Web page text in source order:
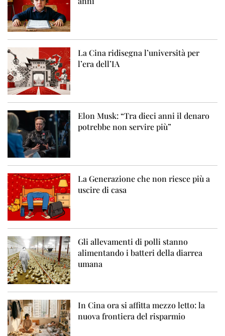
La Cina ridisegna l’università per
l’era dell’IA
Elon Musk: “Tra dieci anni il denaro
potrebbe non servire più”
La Generazione che non riesce più a
uscire di casa
Gli allevamenti di polli stanno
alimentando i batteri della diarrea
umana
In Cina ora si affitta mezzo letto: la
nuova frontiera del risparmio